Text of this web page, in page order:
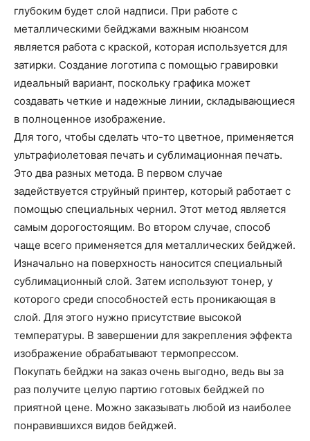
глубоким будет слой надписи. При работе с
металлическими бейджами важным нюансом
является работа с краской, которая используется для
затирки. Создание логотипа с помощью гравировки
идеальный вариант, поскольку графика может
создавать четкие и надежные линии, складывающиеся
в полноценное изображение.
Для того, чтобы сделать что-то цветное, применяется
ультрафиолетовая печать и сублимационная печать.
Это два разных метода. В первом случае
задействуется струйный принтер, который работает с
помощью специальных чернил. Этот метод является
самым дорогостоящим. Во втором случае, способ
чаще всего применяется для металлических бейджей.
Изначально на поверхность наносится специальный
сублимационный слой. Затем используют тонер, у
которого среди способностей есть проникающая в
слой. Для этого нужно присутствие высокой
температуры. В завершении для закрепления эффекта
изображение обрабатывают термопрессом.
Покупать бейджи на заказ очень выгодно, ведь вы за
раз получите целую партию готовых бейджей по
приятной цене. Можно заказывать любой из наиболее
понравившихся видов бейджей.